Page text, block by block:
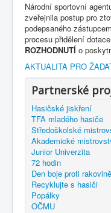
Národní sportovní
zveřejnila postup pro
podepsaného
procesu přidělení
ROZHODNUTÍ o
AKTUALITA PRO
Partnerské
Hasičské jiskření
TFA mladého hasiče
Středoškolské
Akademické
Junior Univerzita
72 hodin
Den boje proti rakovině
Recyklujte s hasiči
Popálky
OČMU